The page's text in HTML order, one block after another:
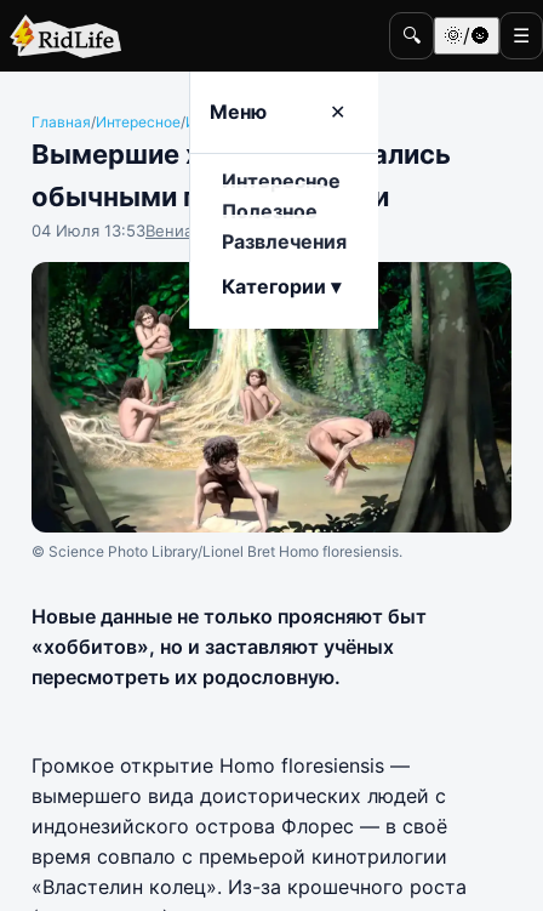
🔍 🌞/🌚 ☰
Меню ✕
Интересное
Полезное
Развлечения
Категории ▾
Главная/Интересное/История и археология
Вымершие хоббиты оказались
обычными падальщиками
04 Июля 13:53Вениамин Ветролесов
© Science Photo Library/Lionel Bret Homo floresiensis.
Новые данные не только проясняют быт
«хоббитов», но и заставляют учёных
пересмотреть их родословную.
Громкое открытие Homo floresiensis —
вымершего вида доисторических людей с
индонезийского острова Флорес — в своё
время совпало с премьерой кинотрилогии
«Властелин колец». Из-за крошечного роста